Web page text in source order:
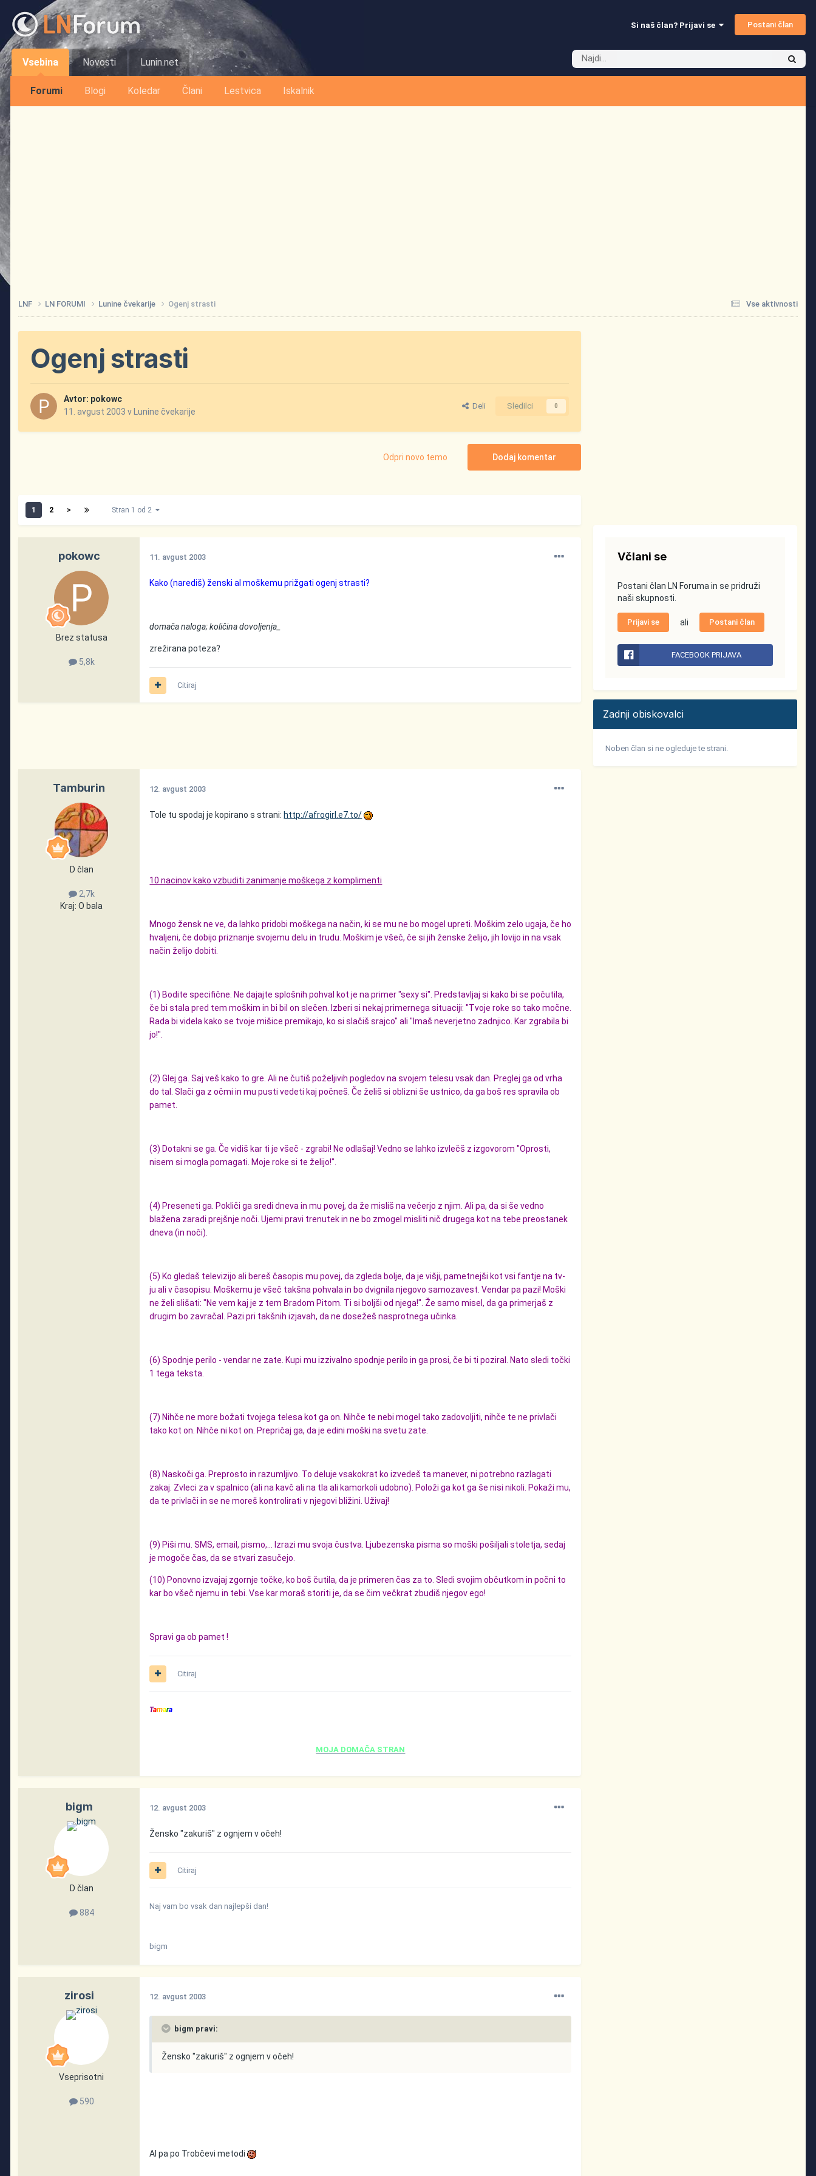
Si naš član? Prijavi se Postani član
Vsebina
Forumi Blogi Koledar Člani Lestvica Iskalnik
Novosti Lunin.net
Vse aktivnosti
LNF LN FORUMI Lunine čvekarije Ogenj strasti
Ogenj strasti
Avtor: pokowc
11. avgust 2003 v Lunine čvekarije
Deli Sledilci 0
Dodaj komentar
Odpri novo temo
1 2 > Stran 1 od 2
pokowc
Brez statusa
5,8k
11. avgust 2003
Kako (narediš) ženski al moškemu prižgati ogenj strasti?
domača naloga; količina dovoljenja_
zrežirana poteza?
Citiraj
Tamburin
D član
2,7k
Kraj: O bala
12. avgust 2003
Tole tu spodaj je kopirano s strani: http://afrogirl.e7.to/
10 nacinov kako vzbuditi zanimanje moškega z komplimenti
Mnogo žensk ne ve, da lahko pridobi moškega na način, ki se mu ne bo mogel upreti. Moškim zelo ugaja, če ho
hvaljeni, če dobijo priznanje svojemu delu in trudu. Moškim je všeč, če si jih ženske želijo, jih lovijo in na vsak
način želijo dobiti.
(1) Bodite specifične. Ne dajajte splošnih pohval kot je na primer "sexy si". Predstavljaj si kako bi se počutila,
če bi stala pred tem moškim in bi bil on slečen. Izberi si nekaj primernega situaciji: "Tvoje roke so tako močne.
Rada bi videla kako se tvoje mišice premikajo, ko si slačiš srajco" ali "Imaš neverjetno zadnjico. Kar zgrabila bi
jo!".
(2) Glej ga. Saj veš kako to gre. Ali ne čutiš poželjivih pogledov na svojem telesu vsak dan. Preglej ga od vrha
do tal. Slači ga z očmi in mu pusti vedeti kaj počneš. Če želiš si oblizni še ustnico, da ga boš res spravila ob
pamet.
(3) Dotakni se ga. Če vidiš kar ti je všeč - zgrabi! Ne odlašaj! Vedno se lahko izvlečš z izgovorom "Oprosti,
nisem si mogla pomagati. Moje roke si te želijo!".
(4) Preseneti ga. Pokliči ga sredi dneva in mu povej, da že misliš na večerjo z njim. Ali pa, da si še vedno
blažena zaradi prejšnje noči. Ujemi pravi trenutek in ne bo zmogel misliti nič drugega kot na tebe preostanek
dneva (in noči).
(5) Ko gledaš televizijo ali bereš časopis mu povej, da zgleda bolje, da je višji, pametnejši kot vsi fantje na tv-
ju ali v časopisu. Moškemu je všeč takšna pohvala in bo dvignila njegovo samozavest. Vendar pa pazi! Moški
ne želi slišati: "Ne vem kaj je z tem Bradom Pitom. Ti si boljši od njega!". Že samo misel, da ga primerjaš z
drugim bo zavračal. Pazi pri takšnih izjavah, da ne dosežeš nasprotnega učinka.
(6) Spodnje perilo - vendar ne zate. Kupi mu izzivalno spodnje perilo in ga prosi, če bi ti poziral. Nato sledi točki
1 tega teksta.
(7) Nihče ne more božati tvojega telesa kot ga on. Nihče te nebi mogel tako zadovoljiti, nihče te ne privlači
tako kot on. Nihče ni kot on. Prepričaj ga, da je edini moški na svetu zate.
(8) Naskoči ga. Preprosto in razumljivo. To deluje vsakokrat ko izvedeš ta manever, ni potrebno razlagati
zakaj. Zvleci za v spalnico (ali na kavč ali na tla ali kamorkoli udobno). Položi ga kot ga še nisi nikoli. Pokaži mu,
da te privlači in se ne moreš kontrolirati v njegovi bližini. Uživaj!
(9) Piši mu. SMS, email, pismo,... Izrazi mu svoja čustva. Ljubezenska pisma so moški pošiljali stoletja, sedaj
je mogoče čas, da se stvari zasučejo.
(10) Ponovno izvajaj zgornje točke, ko boš čutila, da je primeren čas za to. Sledi svojim občutkom in počni to
kar bo všeč njemu in tebi. Vse kar moraš storiti je, da se čim večkrat zbudiš njegov ego!
Spravi ga ob pamet !
Citiraj
Tamara
MOJA DOMAČA STRAN
bigm
D član
884
12. avgust 2003
Žensko "zakuriš" z ognjem v očeh!
Citiraj
Naj vam bo vsak dan najlepši dan!
bigm
zirosi
Vseprisotni
590
12. avgust 2003
bigm pravi:
Žensko "zakuriš" z ognjem v očeh!
Al pa po Trobčevi metodi
Včlani se
Postani član LN Foruma in se pridruži
naši skupnosti.
Prijavi se ali Postani član
FACEBOOK PRIJAVA
Zadnji obiskovalci
Noben član si ne ogleduje te strani.